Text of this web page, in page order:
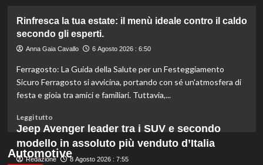
Camera
approva
ddl
finanziamenti
aumentati
di
per
settore
primario.
Rinfresca la tua estate: il menù ideale contro il caldo
secondo gli esperti.
Anna Gaia Cavallo 6 Agosto 2026 : 6:50
Ferragosto: La Guida della Salute per un Festeggiamento
Sicuro Ferragosto si avvicina, portando con sé un'atmosfera di
festa e gioia tra amici e familiari. Tuttavia,...
Leggi tuttoLeggi
di
più
su
Rinfresca
Automotive
Jeep Avenger leader tra i SUV e secondo
modello in assoluto più venduto d’Italia
Redazione 8 Agosto 2026 : 7:55